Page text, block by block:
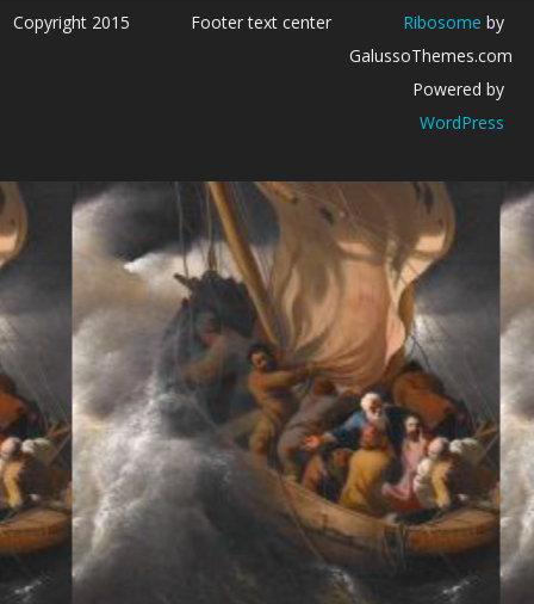
Copyright 2015 Footer text center Ribosome by
GalussoThemes.com
Powered by
WordPress